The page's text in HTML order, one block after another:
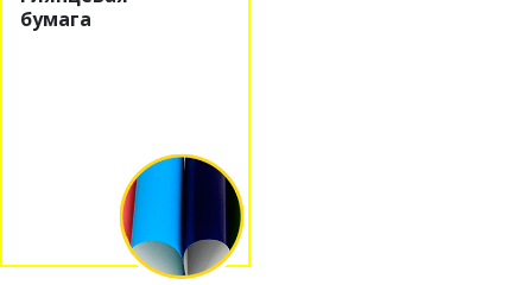
бумага